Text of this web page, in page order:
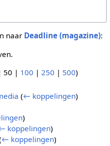
naar Deadline (magazine):
50 | 100 | 250 | 500)
(← koppelingen)
)
koppelingen)
← koppelingen)